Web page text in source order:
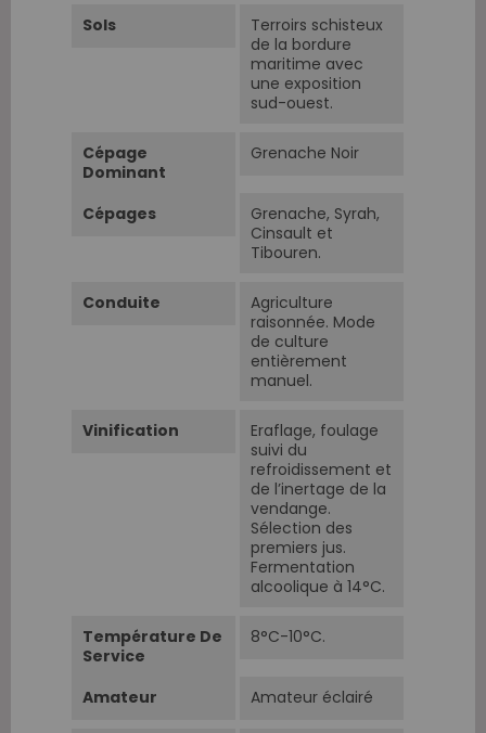
Sols
Terroirs schisteux
de la bordure
maritime avec
une exposition
sud-ouest.
Cépage
Dominant
Grenache Noir
Cépages
Grenache, Syrah,
Cinsault et
Tibouren.
Conduite
Agriculture
raisonnée. Mode
de culture
entièrement
manuel.
Vinification
Eraflage, foulage
suivi du
refroidissement et
de l’inertage de la
vendange.
Sélection des
premiers jus.
Fermentation
alcoolique à 14°C.
Température De
Service
8°C-10°C.
Amateur Amateur éclairé